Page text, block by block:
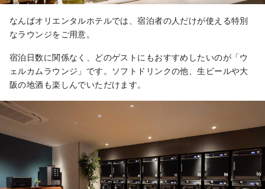
なんばオリエンタルホテルでは、宿泊者の人だけが使える特別
なラウンジをご用意。
宿泊日数に関係なく、どのゲストにもおすすめしたいのが「ウ
ェルカムラウンジ」です。ソフトドリンクの他、生ビールや大
阪の地酒も楽しんでいただけます。